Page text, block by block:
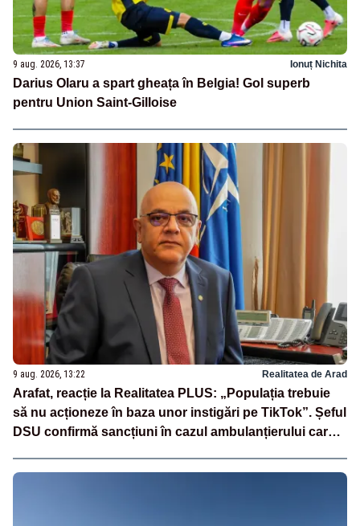
9 aug. 2026, 13:37 Ionuț Nichita
Darius Olaru a spart gheața în Belgia! Gol superb
pentru Union Saint-Gilloise
9 aug. 2026, 13:22 Realitatea de Arad
Arafat, reacție la Realitatea PLUS: „Populația trebuie
să nu acționeze în baza unor instigări pe TikTok”. Șeful
DSU confirmă sancțiuni în cazul ambulanțierului care a